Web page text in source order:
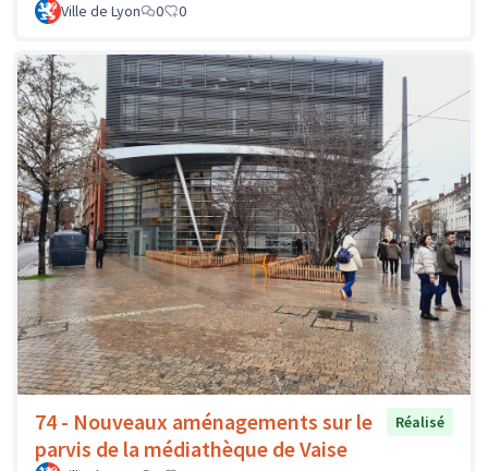
Ville de Lyon 0 0
74 - Nouveaux aménagements sur le
parvis de la médiathèque de Vaise
Réalisé